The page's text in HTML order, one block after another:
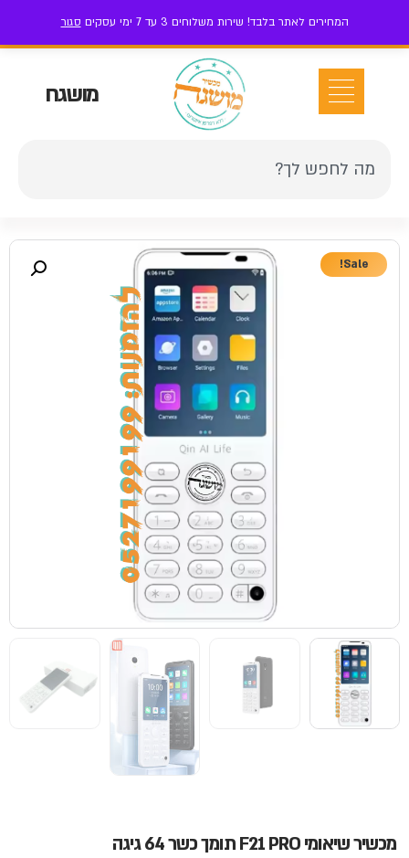
המחירים לאתר בלבד! שירות משלוחים 3 עד 7 ימי עסקים סגור
052-7-199-199 אזור אישי
מושגח
Sale!
מכשיר שיאומי F21 PRO תומך כשר 64 גיגה